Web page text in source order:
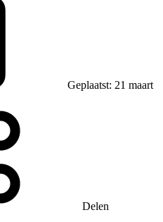
Geplaatst: 21 maart
Delen